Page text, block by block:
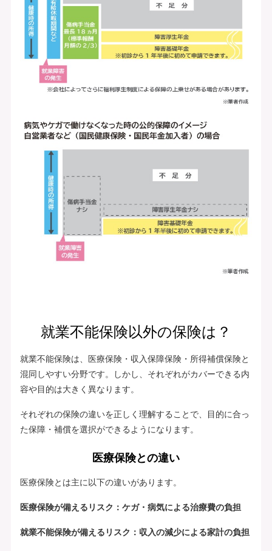
就業不能保険以外の保険は？
就業不能保険は、医療保険・収入保障保険・所得補償保険と
混同しやすい分野です。しかし、それぞれがカバーできる内
容や目的は大きく異なります。
それぞれの保険の違いを正しく理解することで、目的に合っ
た保障・補償を選択ができるようになります。
医療保険との違い
医療保険とは主に以下の違いがあります。
医療保険が備えるリスク：ケガ・病気による治療費の負担
就業不能保険が備えるリスク：収入の減少による家計の負担